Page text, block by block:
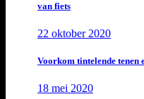
van fiets
22 oktober 2020
Voorkom tintelende tenen
18 mei 2020